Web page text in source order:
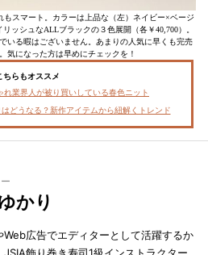
もスマート。カラーは上品な（左）ネイビー×ベージ
ッシュなALLブラックの３色展開（各￥40,700）。
いる暇はございません。あまりの人気に早くも完売
気になった方は早めにチェックを！
ちらもオススメ
れ業界人が被り買いしている春色ニット
はどうなる？新作アイテムから紐解くトレンド
かり
Web広告でエディターとして活躍するか